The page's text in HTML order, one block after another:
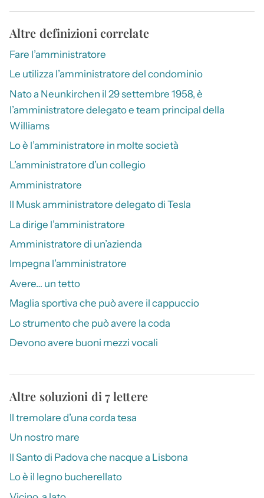
Altre definizioni correlate
Fare l’amministratore
Le utilizza l’amministratore del condominio
Nato a Neunkirchen il 29 settembre 1958, è
l’amministratore delegato e team principal della
Williams
Lo è l’amministratore in molte società
L’amministratore d’un collegio
Amministratore
Il Musk amministratore delegato di Tesla
La dirige l’amministratore
Amministratore di un’azienda
Impegna l’amministratore
Avere… un tetto
Maglia sportiva che può avere il cappuccio
Lo strumento che può avere la coda
Devono avere buoni mezzi vocali
Altre soluzioni di 7 lettere
Il tremolare d’una corda tesa
Un nostro mare
Il Santo di Padova che nacque a Lisbona
Lo è il legno bucherellato